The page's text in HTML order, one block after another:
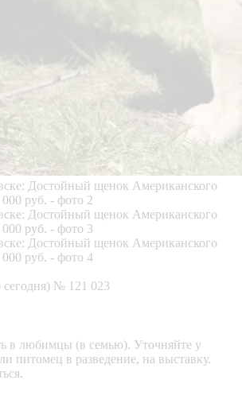
сегодня) № 121 023
в любимцы (в семью). Уточняйте у
питомец в разведение, на выставку.